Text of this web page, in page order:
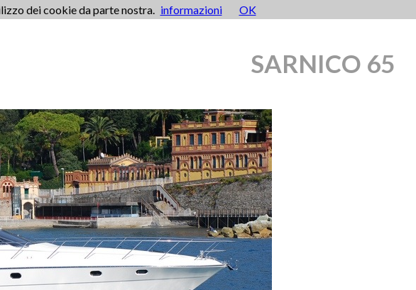
SARNICO 65
dei cookie da parte nostra. informazioni OK